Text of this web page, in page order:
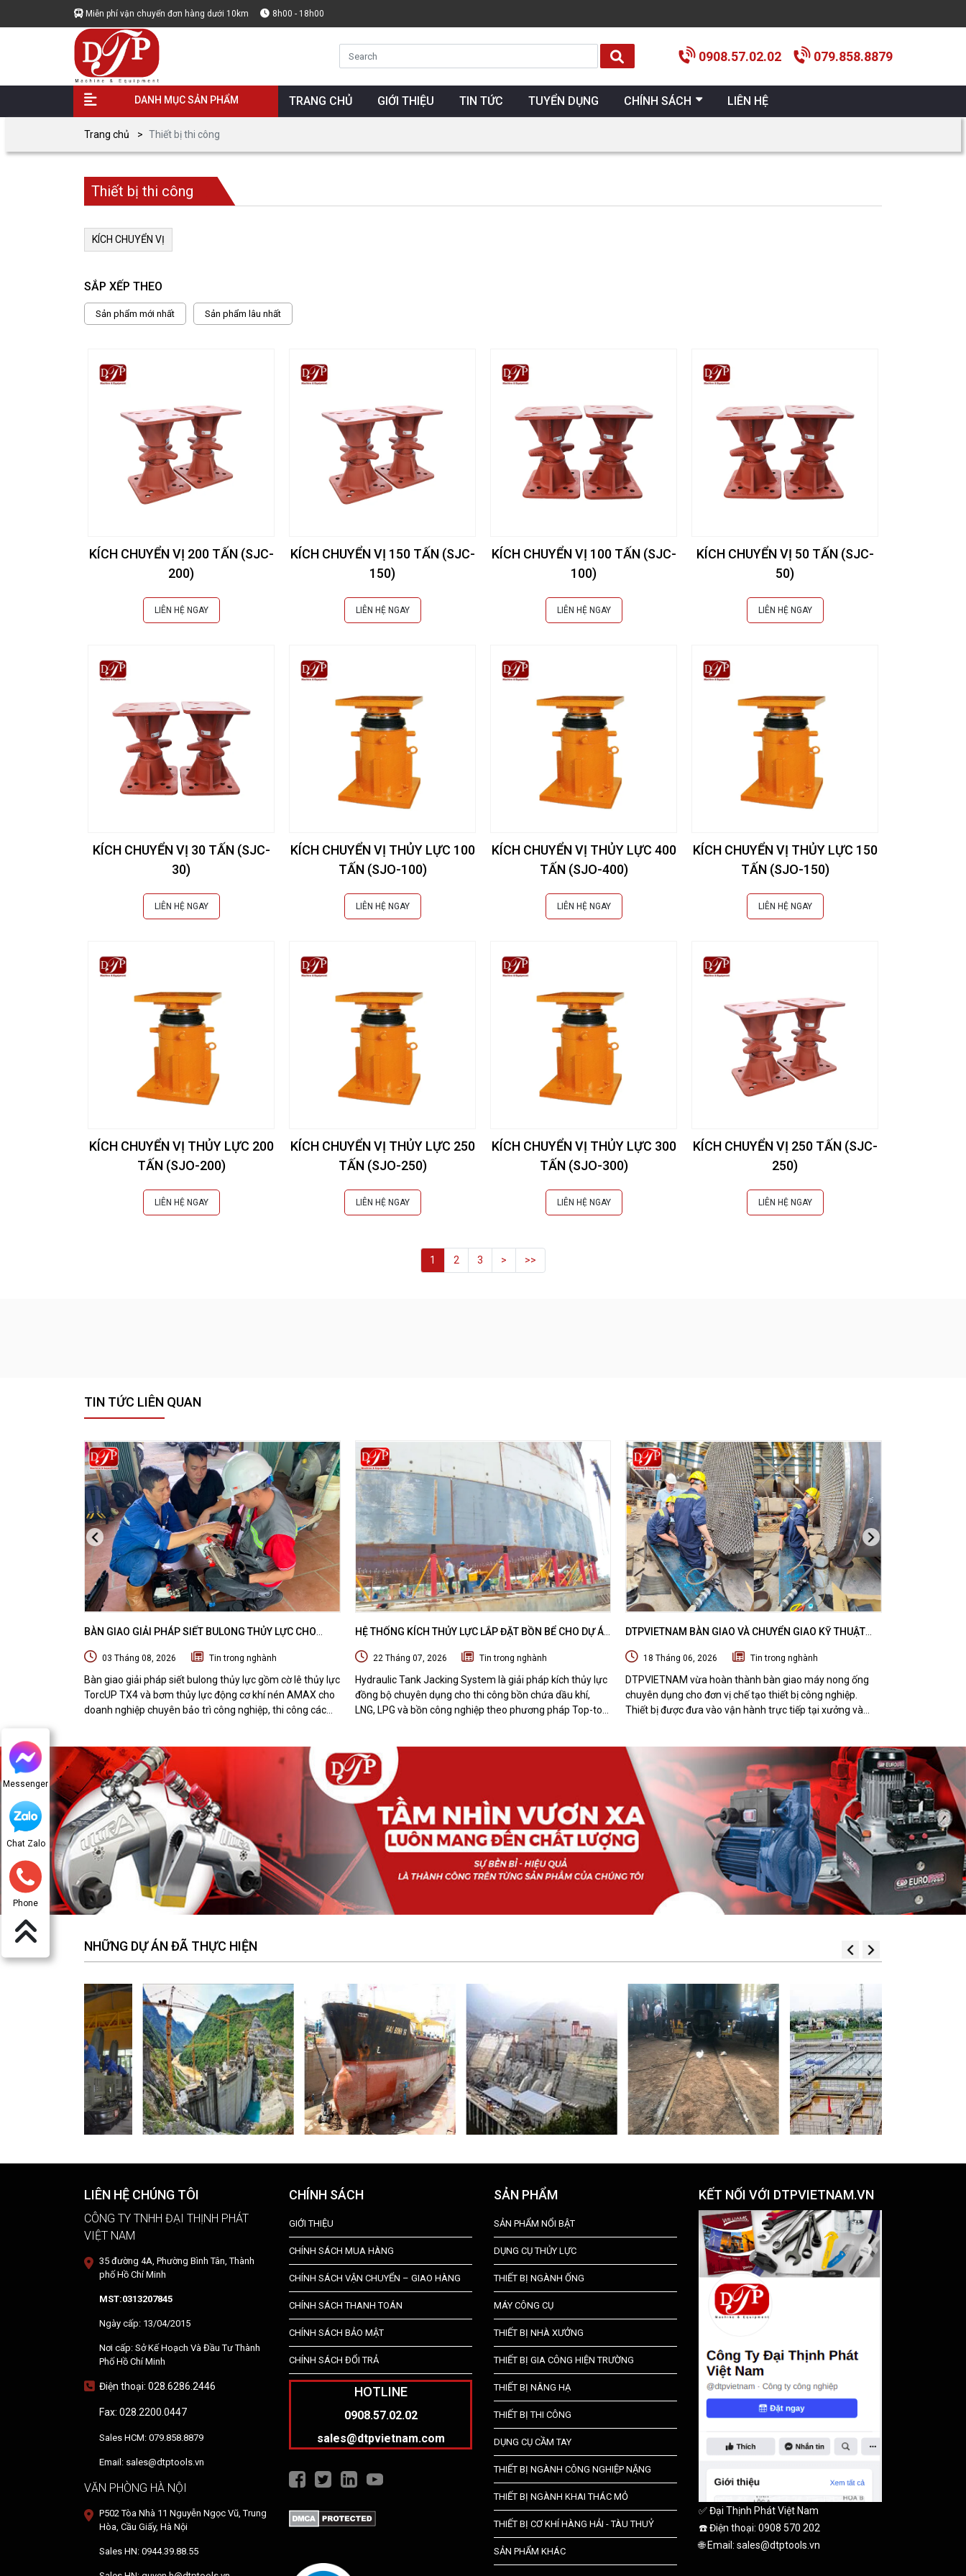
Miễn phí vận chuyển đơn hàng dưới 10km 8h00 - 18h00
0908.57.02.02 079.858.8879
DANH MỤC SẢN PHẨM TRANG CHỦ GIỚI THIỆU TIN TỨC TUYỂN DỤNG CHÍNH SÁCH LIÊN HỆ
Messenger
Chat Zalo
Phone
Trang chủ Thiết bị thi công
Thiết bị thi công
KÍCH CHUYỂN VỊ
SẮP XẾP THEO
Sản phẩm mới nhất Sản phẩm lâu nhất
KÍCH CHUYỂN VỊ 200 TẤN (SJC-
200)
LIÊN HỆ NGAY
KÍCH CHUYỂN VỊ 150 TẤN (SJC-
150)
LIÊN HỆ NGAY
KÍCH CHUYỂN VỊ 100 TẤN (SJC-
100)
LIÊN HỆ NGAY
KÍCH CHUYỂN VỊ 50 TẤN (SJC-
50)
LIÊN HỆ NGAY
KÍCH CHUYỂN VỊ 30 TẤN (SJC-
30)
LIÊN HỆ NGAY
KÍCH CHUYỂN VỊ THỦY LỰC 100
TẤN (SJO-100)
LIÊN HỆ NGAY
KÍCH CHUYỂN VỊ THỦY LỰC 400
TẤN (SJO-400)
LIÊN HỆ NGAY
KÍCH CHUYỂN VỊ THỦY LỰC 150
TẤN (SJO-150)
LIÊN HỆ NGAY
KÍCH CHUYỂN VỊ THỦY LỰC 200
TẤN (SJO-200)
LIÊN HỆ NGAY
KÍCH CHUYỂN VỊ THỦY LỰC 250
TẤN (SJO-250)
LIÊN HỆ NGAY
KÍCH CHUYỂN VỊ THỦY LỰC 300
TẤN (SJO-300)
LIÊN HỆ NGAY
KÍCH CHUYỂN VỊ 250 TẤN (SJC-
250)
LIÊN HỆ NGAY
1 2 3 > >>
TIN TỨC LIÊN QUAN
BÀN GIAO GIẢI PHÁP SIẾT BULONG THỦY LỰC CHO
ÁN OFFSHORE
03 Tháng 08, 2026 Tin trong nghành
Bàn giao giải pháp siết bulong thủy lực gồm cờ lê thủy lực
TorcUP TX4 và bơm thủy lực động cơ khí nén AMAX cho
doanh nghiệp chuyên bảo trì công nghiệp, thi công các
tại hiện trường.
HỆ THỐNG KÍCH THỦY LỰC LẮP ĐẶT BỒN BỂ CHO DỰ ÁN
22 Tháng 07, 2026 Tin trong nghành
Hydraulic Tank Jacking System là giải pháp kích thủy lực
đồng bộ chuyên dụng cho thi công bồn chứa dầu khí,
LNG, LPG và bồn công nghiệp theo phương pháp Top-to-
thống nâng bồn bằng thủy lực.
DTPVIETNAM BÀN GIAO VÀ CHUYỂN GIAO KỸ THUẬT
BỊ CÔNG NGHIỆP
18 Tháng 06, 2026 Tin trong nghành
DTPVIETNAM vừa hoàn thành bàn giao máy nong ống
chuyên dụng cho đơn vị chế tạo thiết bị công nghiệp.
Thiết bị được đưa vào vận hành trực tiếp tại xưởng và
chất lượng gia
NHỮNG DỰ ÁN ĐÃ THỰC HIỆN
LIÊN HỆ CHÚNG TÔI
CÔNG TY TNHH ĐẠI THỊNH PHÁT
VIỆT NAM
35 đường 4A, Phường Bình Tân, Thành
phố Hồ Chí Minh
MST:0313207845
Ngày cấp: 13/04/2015
Nơi cấp: Sở Kế Hoạch Và Đầu Tư Thành
Phố Hồ Chí Minh
Điện thoại: 028.6286.2446
Fax: 028.2200.0447
Sales HCM: 079.858.8879
Email: sales@dtptools.vn
VĂN PHÒNG HÀ NỘI
P502 Tòa Nhà 11 Nguyễn Ngọc Vũ, Trung
Hòa, Cầu Giấy, Hà Nội
Sales HN: 0944.39.88.55
CHÍNH SÁCH
GIỚI THIỆU
CHÍNH SÁCH MUA HÀNG
CHÍNH SÁCH VẬN CHUYỂN – GIAO HÀNG
CHÍNH SÁCH THANH TOÁN
CHÍNH SÁCH BẢO MẬT
CHÍNH SÁCH ĐỔI TRẢ
HOTLINE
0908.57.02.02
sales@dtpvietnam.com
SẢN PHẨM
SẢN PHẨM NỔI BẬT
DỤNG CỤ THỦY LỰC
THIẾT BỊ NGÀNH ỐNG
MÁY CÔNG CỤ
THIẾT BỊ NHÀ XƯỞNG
THIẾT BỊ GIA CÔNG HIỆN TRƯỜNG
THIẾT BỊ NÂNG HẠ
THIẾT BỊ THI CÔNG
DỤNG CỤ CẦM TAY
THIẾT BỊ NGÀNH CÔNG NGHIỆP NẶNG
THIẾT BỊ NGÀNH KHAI THÁC MỎ
THIẾT BỊ CƠ KHÍ HÀNG HẢI - TÀU THUỶ
SẢN PHẨM KHÁC
KẾT NỐI VỚI DTPVIETNAM.VN
✅ Đại Thịnh Phát Việt Nam
☎️ Điện thoại: 0908 570 202
🌐 Email: sales@dtptools.vn